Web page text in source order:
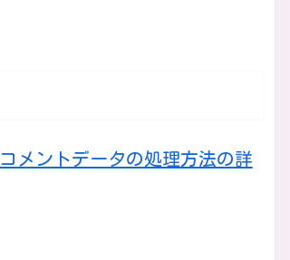
コメントデータの処理方法の詳